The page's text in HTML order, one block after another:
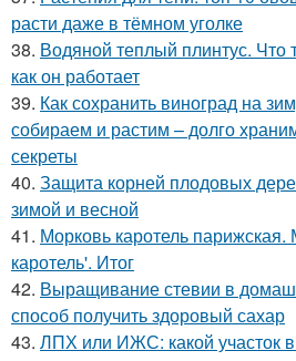
расти даже в тёмном уголке
38. Водяной теплый плинтус. Что
как он работает
39. Как сохранить виноград на
собираем и растим – долго
секреты
40. Защита корней плодовых
зимой и весной
41. Морковь каротель
каротель'. Итог
42. Выращивание стевии в
способ получить здоровый сахар
43. ЛПХ или ИЖС: какой участок